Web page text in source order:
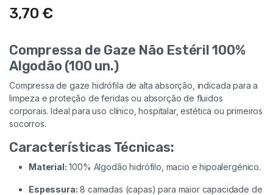
3,70 €
Compressa de Gaze Não Estéril 100%
Algodão (100 un.)
Compressa de gaze hidrófila de alta absorção, indicada para a
limpeza e proteção de feridas ou absorção de fluidos
corporais. Ideal para uso clínico, hospitalar, estética ou primeiros
socorros.
Características Técnicas:
Material: 100% Algodão hidrófilo, macio e hipoalergénico.
Espessura: 8 camadas (capas) para maior capacidade de